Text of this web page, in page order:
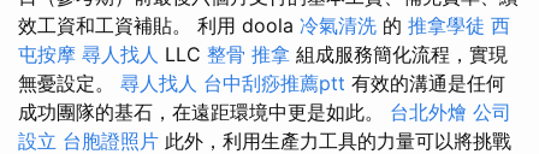
效工資和工資補貼。 利用 doola 冷氣清洗 的 推拿學徒 西
屯按摩 尋人找人 LLC 整骨 推拿 組成服務簡化流程，實現
無憂設定。 尋人找人 台中刮痧推薦ptt 有效的溝通是任何
成功團隊的基石，在遠距環境中更是如此。 台北外燴 公司
設立 台胞證照片 此外，利用生產力工具的力量可以將挑戰